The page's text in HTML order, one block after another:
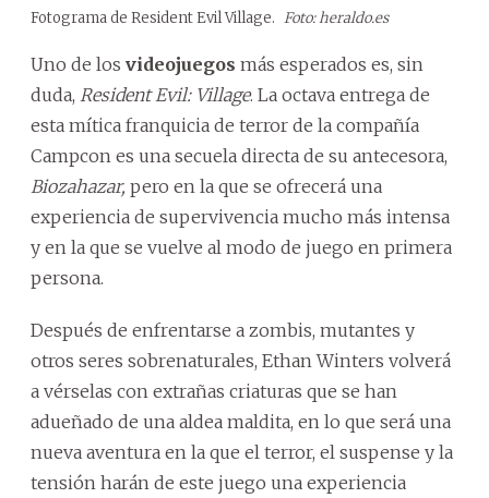
Fotograma de Resident Evil Village. Foto: heraldo.es
Uno de los videojuegos más esperados es, sin
duda, Resident Evil: Village. La octava entrega de
esta mítica franquicia de terror de la compañía
Campcon es una secuela directa de su antecesora,
Biozahazar, pero en la que se ofrecerá una
experiencia de supervivencia mucho más intensa
y en la que se vuelve al modo de juego en primera
persona.
Después de enfrentarse a zombis, mutantes y
otros seres sobrenaturales, Ethan Winters volverá
a vérselas con extrañas criaturas que se han
adueñado de una aldea maldita, en lo que será una
nueva aventura en la que el terror, el suspense y la
tensión harán de este juego una experiencia